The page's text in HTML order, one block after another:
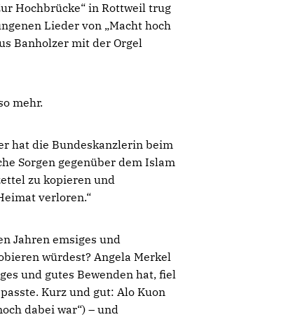
Hochbrücke“ in Rottweil trug
Lieder von „Macht hoch
Banholzer mit der Orgel
mehr.
hat die Bundeskanzlerin beim
Sorgen gegenüber dem Islam
zu kopieren und
verloren.“
Jahren emsiges und
würdest? Angela Merkel
und gutes Bewenden hat, fiel
Kurz und gut: Alo Kuon
dabei war“) – und